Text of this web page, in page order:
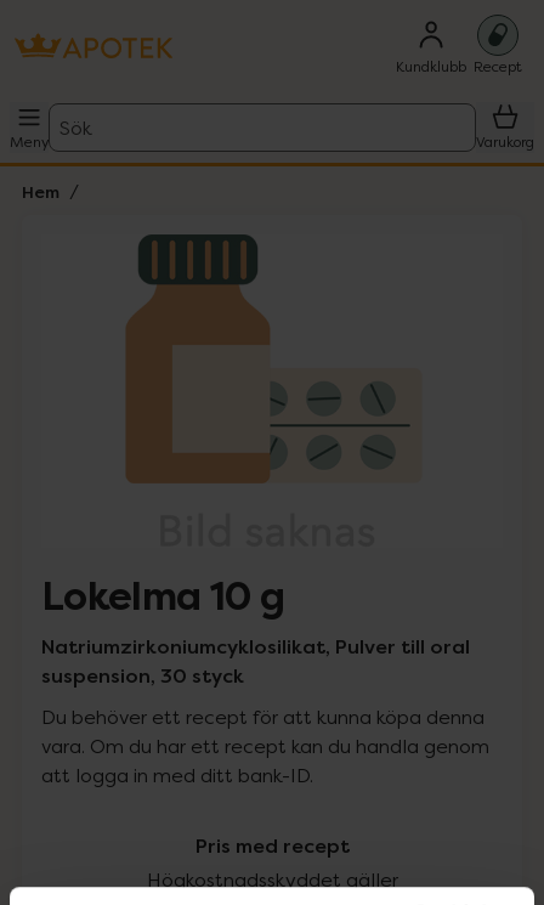
Kundklubb Recept
Meny
Sök
Varukorg
Hem
Lista: . Innehåller 1 objekt.
Lokelma 10 g
Natriumzirkoniumcyklosilikat, Pulver till oral
suspension, 30 styck
Du behöver ett recept för att kunna köpa denna
vara. Om du har ett recept kan du handla genom
att logga in med ditt bank-ID.
Pris med recept
Högkostnadsskyddet gäller